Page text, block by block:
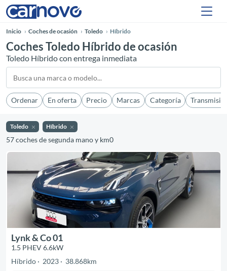
Inicio Coches de ocasión Toledo Híbrido
Coches Toledo Híbrido de ocasión
Toledo Híbrido con entrega inmediata
Ordenar En oferta Precio Marcas Categoría
Toledo Híbrido
57 coches de segunda mano y km0
Lynk & Co 01
1.5 PHEV 6.6kW
Híbrido
2023 38.868km